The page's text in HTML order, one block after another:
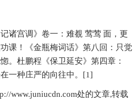
宫调》卷一：难覩 莺莺 面，更
课！《金瓶梅词话》第八回：只觉
。杜鹏程《保卫延安》第四章：
一种庄严的向往中。[1]
www.juniucdn.com处的文章,转载